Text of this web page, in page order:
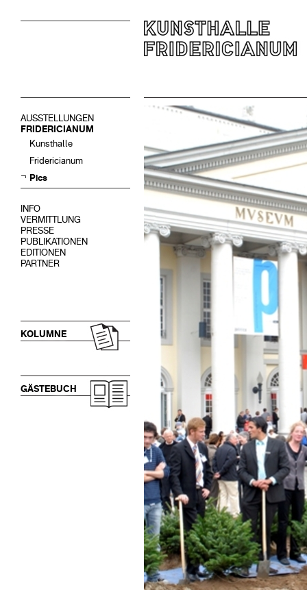
AUSSTELLUNGEN
FRIDERICIANUM
Kunsthalle
Fridericianum
Pics
INFO
VERMITTLUNG
PRESSE
PUBLIKATIONEN
EDITIONEN
PARTNER
KOLUMNE
GÄSTEBUCH